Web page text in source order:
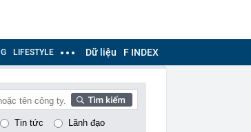
LIFESTYLE Dữ liệu F INDEX
Tin tức Lãnh đạo